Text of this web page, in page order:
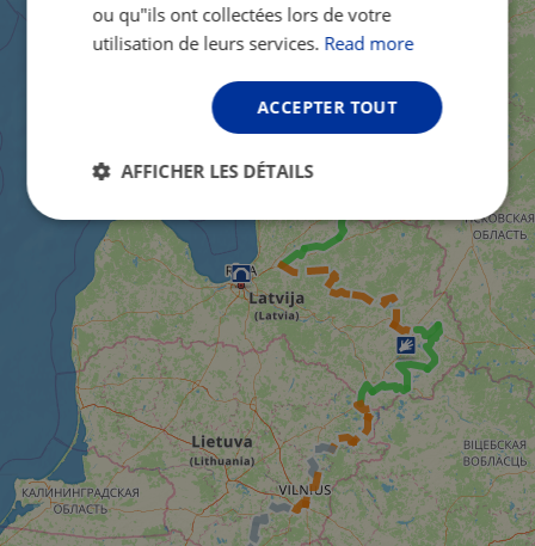
ou qu"ils ont collectées lors de votre
utilisation de leurs services. Read more
ACCEPTER TOUT
AFFICHER LES DÉTAILS
Strictement
nécessaires
Performance Ciblage
Fonctionnalité Non classifiés
Strictement nécessaires
Performance
Ciblage
Fonctionnalité Non classifiés